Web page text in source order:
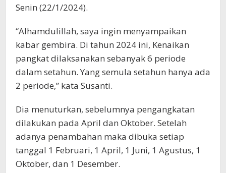
Senin (22/1/2024).
“Alhamdulillah, saya ingin menyampaikan
kabar gembira. Di tahun 2024 ini, Kenaikan
pangkat dilaksanakan sebanyak 6 periode
dalam setahun. Yang semula setahun hanya ada
2 periode,” kata Susanti.
Dia menuturkan, sebelumnya pengangkatan
dilakukan pada April dan Oktober. Setelah
adanya penambahan maka dibuka setiap
tanggal 1 Februari, 1 April, 1 Juni, 1 Agustus, 1
Oktober, dan 1 Desember.